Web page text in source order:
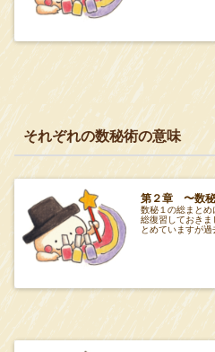
それぞれの数秘術の意味
第２章 〜数
数秘１の総まとめ
総復習しておき
とめていますが過